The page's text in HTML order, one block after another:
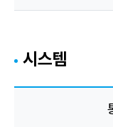
시스템